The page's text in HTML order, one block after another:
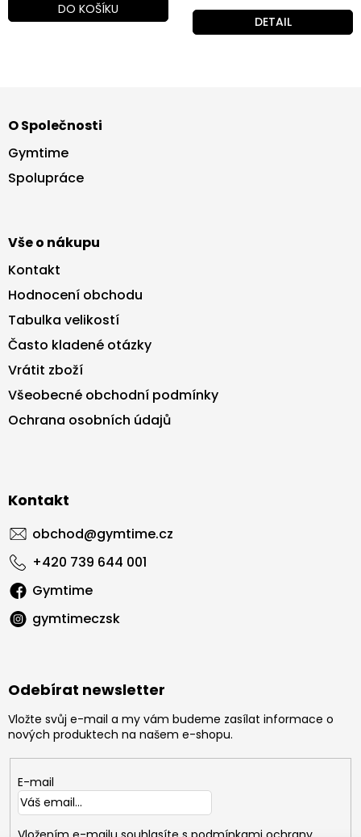
DO KOŠÍKU
DETAIL
p
a
O Společnosti
Gymtime
Spolupráce
Vše o nákupu
Kontakt
Hodnocení obchodu
Tabulka velikostí
Často kladené otázky
Vrátit zboží
Všeobecné obchodní podmínky
Ochrana osobních údajů
Kontakt
obchod@gymtime.cz
+420 739 644 001
Gymtime
gymtimeczsk
Odebírat newsletter
Vložte svůj e-mail a my vám budeme zasílat informace o
nových produktech na našem e-shopu.
E-mail